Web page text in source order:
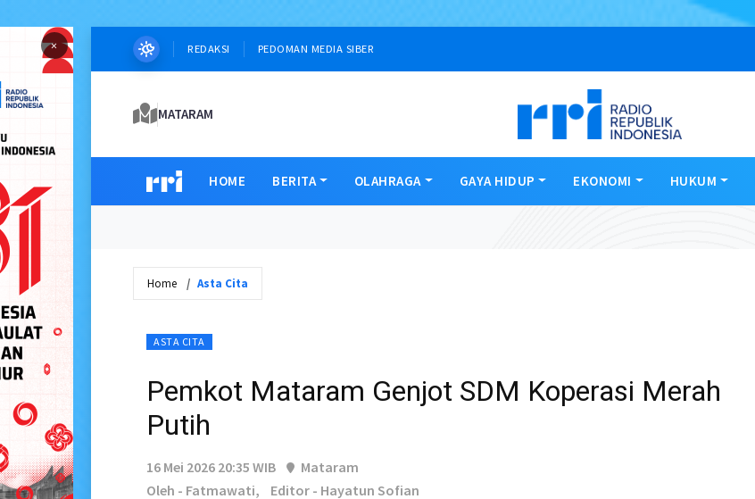
× REDAKSI PEDOMAN MEDIA SIBER
MATARAM
HOME BERITA OLAHRAGA GAYA HIDUP EKONOMI HUKUM
Home Asta Cita
ASTA CITA
Pemkot Mataram Genjot SDM Koperasi Merah
Putih
16 Mei 2026 20:35 WIB
Mataram
Oleh - Fatmawati,
Editor - Hayatun Sofian